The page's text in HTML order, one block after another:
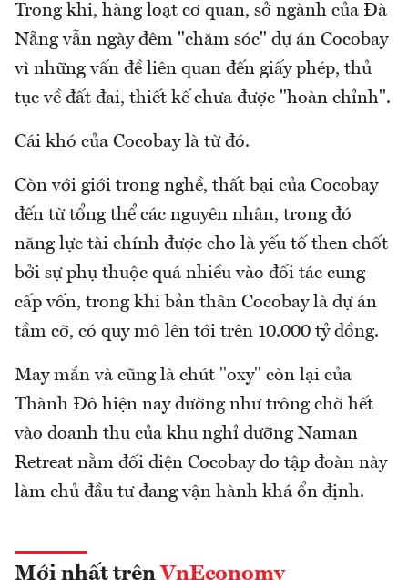
Trong khi, hàng loạt cơ quan, sở ngành của Đà
Nẵng vẫn ngày đêm "chăm sóc" dự án Cocobay
vì những vấn đề liên quan đến giấy phép, thủ
tục về đất đai, thiết kế chưa được "hoàn chỉnh".
Cái khó của Cocobay là từ đó.
Còn với giới trong nghề, thất bại của Cocobay
đến từ tổng thể các nguyên nhân, trong đó
năng lực tài chính được cho là yếu tố then chốt
bởi sự phụ thuộc quá nhiều vào đối tác cung
cấp vốn, trong khi bản thân Cocobay là dự án
tầm cỡ, có quy mô lên tới trên 10.000 tỷ đồng.
May mắn và cũng là chút "oxy" còn lại của
Thành Đô hiện nay dường như trông chờ hết
vào doanh thu của khu nghỉ dưỡng Naman
Retreat nằm đối diện Cocobay do tập đoàn này
làm chủ đầu tư đang vận hành khá ổn định.
Mới nhất trên VnEconomy